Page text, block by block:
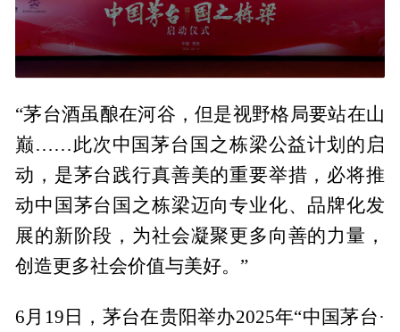
“茅台酒虽酿在河谷，但是视野格局要站在山
巅……此次中国茅台国之栋梁公益计划的启
动，是茅台践行真善美的重要举措，必将推
动中国茅台国之栋梁迈向专业化、品牌化发
展的新阶段，为社会凝聚更多向善的力量，
创造更多社会价值与美好。”
6月19日，茅台在贵阳举办2025年“中国茅台·